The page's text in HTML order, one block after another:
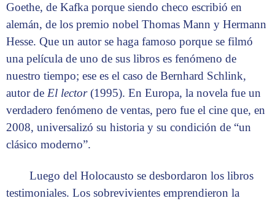
Goethe, de Kafka porque siendo checo escribió en
alemán, de los premio nobel Thomas Mann y Hermann
Hesse. Que un autor se haga famoso porque se filmó
una película de uno de sus libros es fenómeno de
nuestro tiempo; ese es el caso de Bernhard Schlink,
autor de El lector(1995). En Europa, la novela fue un
verdadero fenómeno de ventas, pero fue el cine que, en
2008, universalizó su historia y su condición de “un
clásico moderno”.
Luego del Holocausto se desbordaron los libros
testimoniales. Los sobrevivientes emprendieron la